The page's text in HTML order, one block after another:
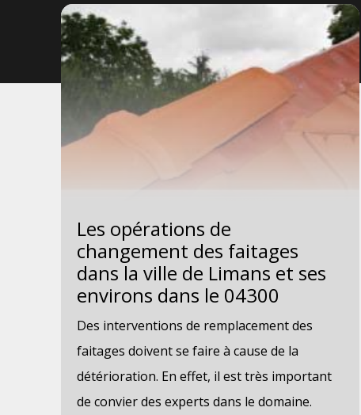
Les opérations de
changement des faitages
dans la ville de Limans et ses
environs dans le 04300
Des interventions de remplacement des
faitages doivent se faire à cause de la
détérioration. En effet, il est très important
de convier des experts dans le domaine.